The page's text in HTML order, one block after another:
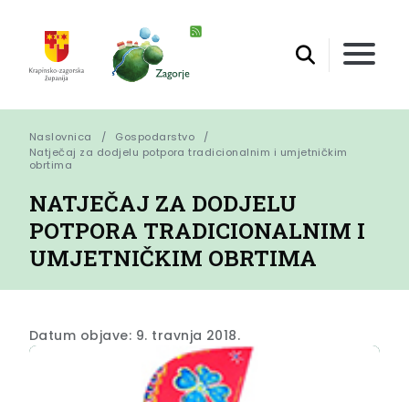
Naslovnica
Gospodarstvo
Natječaj za dodjelu potpora tradicionalnim i umjetničkim
obrtima
NATJEČAJ ZA DODJELU
POTPORA TRADICIONALNIM I
UMJETNIČKIM OBRTIMA
Datum objave: 9. travnja 2018.